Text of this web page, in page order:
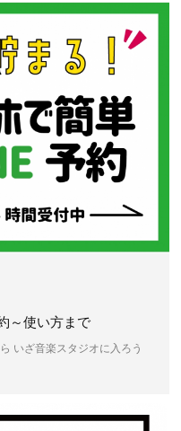
～使い方まで
いざ音楽スタジオに入ろう